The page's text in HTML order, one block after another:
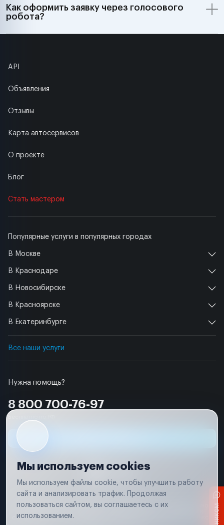
Как оформить заявку через голосового
робота?
Нужна помощь?
8 800 700-76-97
Популярные услуги в популярных городах
В Москве
В Краснодаре
В Новосибирске
В Красноярске
В Екатеринбурге
Все наши услуги
API
Объявления
Отзывы
Карта автосервисов
О проекте
Блог
Стать мастером
Условия использования
Вся информация, представленная на сайте, носит исключительно
соответствии с положениями статьи 437 (п. 2) Гражданского кодекса
Мы используем cookies
Мы используем файлы cookie, чтобы улучшить работу
сайта и анализировать трафик. Продолжая
пользоваться сайтом, вы соглашаетесь с их
использованием.